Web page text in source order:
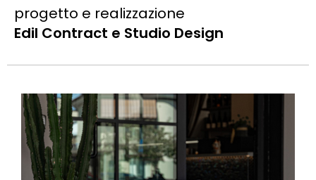
progetto e realizzazione
Edil Contract e Studio Design